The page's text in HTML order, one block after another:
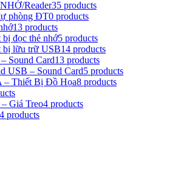
Reader35 products
phòng ĐT0 products
13 products
bị đọc thẻ nhớ5 products
bị lữu trữ USB14 products
Sound Card13 products
USB – Sound Card5 products
– Thiết Bị Đồ Họa8 products
Giá Treo4 products
4 products